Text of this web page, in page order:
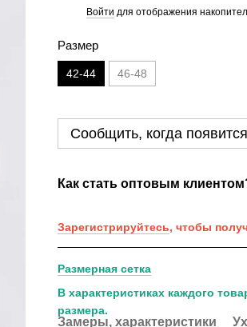
Войти для отображения
Размер
42-44 46-48
Сообщить, когда появится
Как стать оптовым
Зарегистрируйтесь, чтобы
Размерная сетка
В характеристиках каждого
размера.
Замеры, характеристики